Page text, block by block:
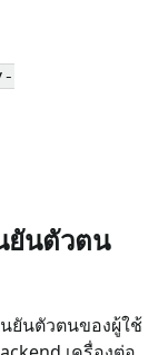
ยันตัวตน
ยันตัวตนของผู้ใช้